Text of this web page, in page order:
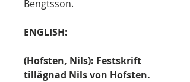
Bengtsson.
ENGLISH:
(Hofsten, Nils): Festskrift
tillägnad Nils von Hofsten.